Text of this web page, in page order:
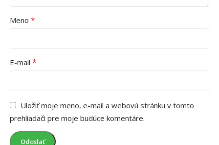
Meno *
E-mail *
Uložiť moje meno, e-mail a webovú stránku v tomto
prehliadači pre moje budúce komentáre.